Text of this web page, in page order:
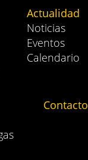
Actualidad
Noticias
Eventos
Calendario
Contacto